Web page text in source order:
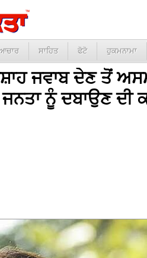
ਸਾਹਿਤ ਫੋਟੋ ਹੁਕਮਨਾਮਾ
ਜਵਾਬ ਦੇਣ ਤੋਂ
ਨੂੰ ਦਬਾਉਣ ਦੀ